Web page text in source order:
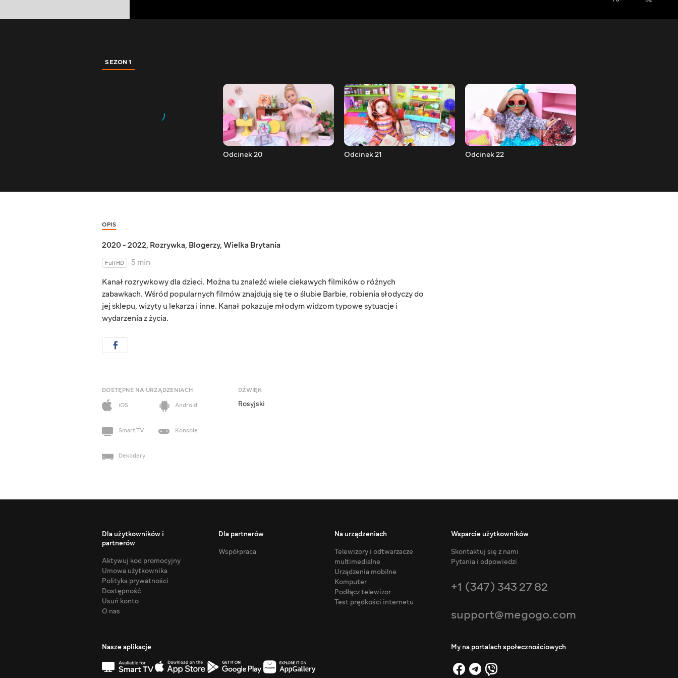
SEZON 1
Odcinek 20 Odcinek 21 Odcinek 22
OPIS
2020 - 2022, Rozrywka, Blogerzy, Wielka Brytania
Full HD
5 min
Kanał rozrywkowy dla dzieci. Można tu znaleźć wiele ciekawych filmików o różnych
zabawkach. Wśród popularnych filmów znajdują się te o ślubie Barbie, robienia słodyczy do
jej sklepu, wizyty u lekarza i inne. Kanał pokazuje młodym widzom typowe sytuacje i
wydarzenia z życia.
DOSTĘPNE NA URZĄDZENIACH
iOS
Android
Smart TV Konsole
Dekodery
DŹWIĘK
Rosyjski
Dla użytkowników i
partnerów
Aktywuj kod promocyjny
Umowa użytkownika
Polityka prywatności
Dostępność
Usuń konto
O nas
Dla partnerów
Współpraca
Na urządzeniach
Telewizory i odtwarzacze
multimedialne
Urządzenia mobilne
Komputer
Podłącz telewizor
Test prędkości internetu
Wsparcie użytkowników
Skontaktuj się z nami
Pytania i odpowiedzi
+1 (347) 343 27 82
support@megogo.com
Nasze aplikacje My na portalach społecznościowych